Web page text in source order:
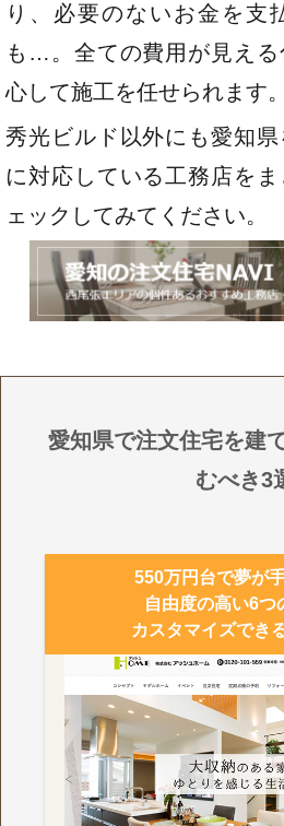
り、必要のないお金を支
も…。全ての費用が見え
心して施工を任せられます。
秀光ビルド以外にも愛知
に対応している工務店を
ェックしてみてください。
愛知県で注文住宅を建
むべき3
550万円台で夢が
自由度の高い6つ
カスタマイズでき